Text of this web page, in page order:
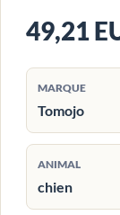
49,21
MARQUE
Tomojo
ANIMAL
chien